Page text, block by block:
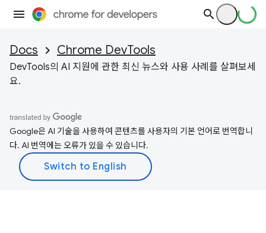
Docs Chrome DevTools
DevTools의 AI 지원에 관한 최신 뉴스와 사용 사례를 살펴보세
요.
Google은 AI 기술을 사용하여 콘텐츠를 사용자의 기본 언어로 번역합니
다. AI 번역에는 오류가 있을 수 있습니다.